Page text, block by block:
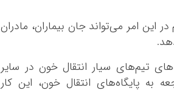
امر می‌تواند جان بیماران، مادران
تیم‌های سیار انتقال خون در سایر
به پایگاه‌های انتقال خون، این کار